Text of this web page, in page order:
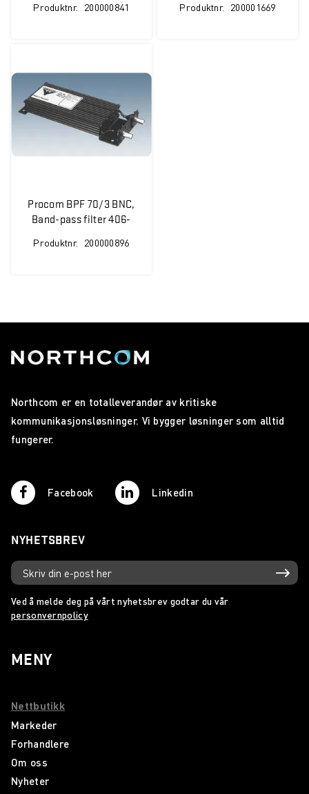
Produktnr. 200000841 Produktnr. 200001669
Procom BPF 70/3 BNC,
Band-pass filter 406-
Produktnr. 200000896
Northcom er en totalleverandør av kritiske
kommunikasjonsløsninger. Vi bygger løsninger som alltid
fungerer.
Facebook Linkedin
NYHETSBREV
Ved å melde deg på vårt nyhetsbrev godtar du vår
personvernpolicy
MENY
Nettbutikk
Markeder
Forhandlere
Om oss
Nyheter